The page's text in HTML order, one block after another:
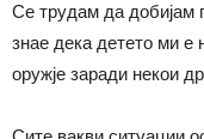
Се трудам да добијам
знае дека детето ми е
оружје заради некои